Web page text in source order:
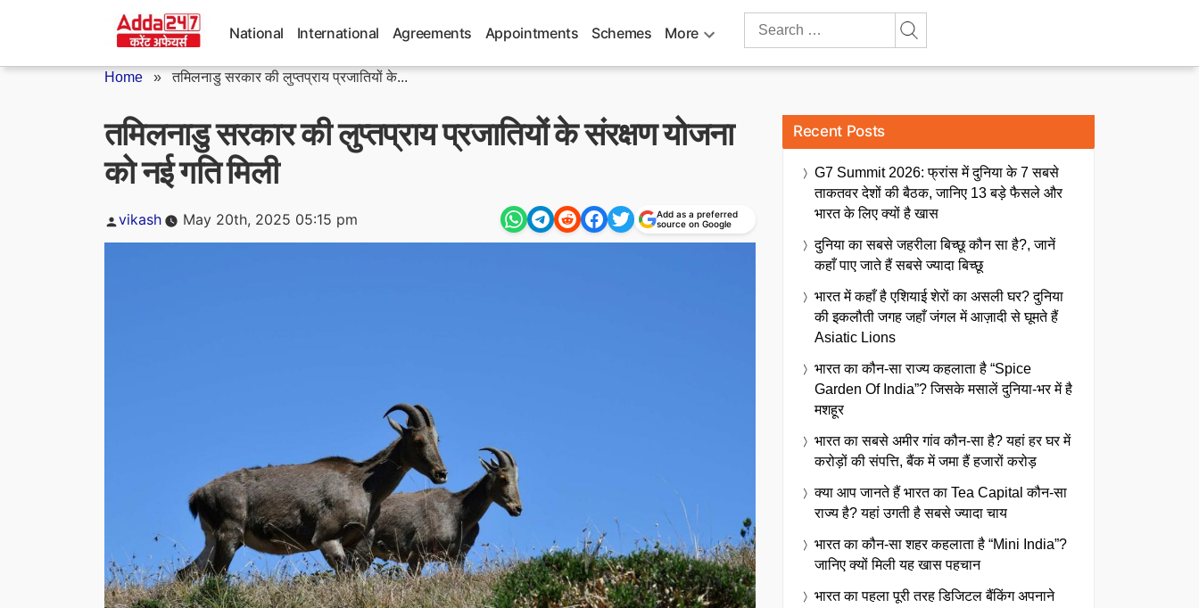
National International Agreements Appointments Schemes More
Search
Home »तमिलनाडु सरकार की लुप्तप्राय प्रजातियों के...
तमिलनाडु सरकार की लुप्तप्राय प्रजातियों के संरक्षण योजना
को नई गति मिली
Posted
vikash May 20th, 2025 05:15 pm
Add as a preferred
source on Google
Recent Posts
G7 Summit 2026: फ्रांस में दुनिया के 7 सबसे
ताकतवर देशों की बैठक, जानिए 13 बड़े फैसले और
भारत के लिए क्यों है खास
दुनिया का सबसे जहरीला बिच्छू कौन सा है?, जानें
कहाँ पाए जाते हैं सबसे ज्यादा बिच्छू
भारत में कहाँ है एशियाई शेरों का असली घर? दुनिया
की इकलौती जगह जहाँ जंगल में आज़ादी से घूमते हैं
Asiatic Lions
भारत का कौन-सा राज्य कहलाता है “Spice
Garden Of India”? जिसके मसालें दुनिया-भर में है
मशहूर
भारत का सबसे अमीर गांव कौन-सा है? यहां हर घर में
करोड़ों की संपत्ति, बैंक में जमा हैं हजारों करोड़
क्या आप जानते हैं भारत का Tea Capital कौन-सा
राज्य है? यहां उगती है सबसे ज्यादा चाय
भारत का कौन-सा शहर कहलाता है “Mini India”?
जानिए क्यों मिली यह खास पहचान
भारत का पहला पूरी तरह डिजिटल बैंकिंग अपनाने